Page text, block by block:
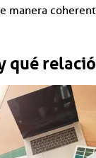
manera
qué